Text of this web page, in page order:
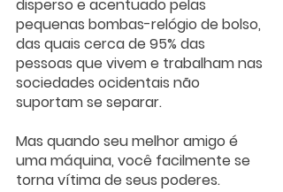
disperso e acentuado pelas
pequenas bombas-relógio de bolso,
das quais cerca de 95% das
pessoas que vivem e trabalham nas
sociedades ocidentais não
suportam se separar.
Mas quando seu melhor amigo é
uma máquina, você facilmente se
torna vítima de seus poderes.